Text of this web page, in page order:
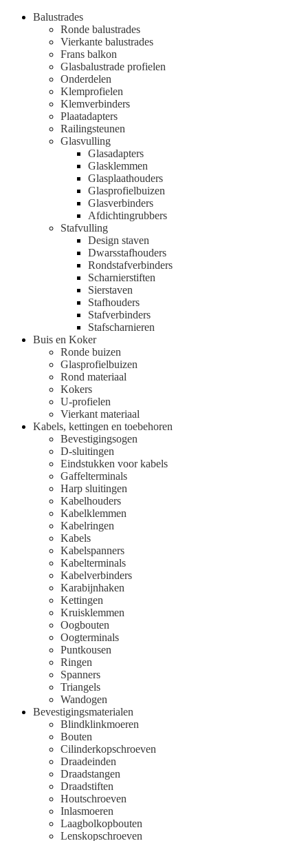
Balustrades
Ronde balustrades
Vierkante balustrades
Frans balkon
Glasbalustrade profielen
Onderdelen
Klemprofielen
Klemverbinders
Plaatadapters
Railingsteunen
Glasvulling
Glasadapters
Glasklemmen
Glasplaathouders
Glasprofielbuizen
Glasverbinders
Afdichtingrubbers
Stafvulling
Design staven
Dwarsstafhouders
Rondstafverbinders
Scharnierstiften
Sierstaven
Stafhouders
Stafverbinders
Stafscharnieren
Buis en Koker
Ronde buizen
Glasprofielbuizen
Rond materiaal
Kokers
U-profielen
Vierkant materiaal
Kabels, kettingen en toebehoren
Bevestigingsogen
D-sluitingen
Eindstukken voor kabels
Gaffelterminals
Harp sluitingen
Kabelhouders
Kabelklemmen
Kabelringen
Kabels
Kabelspanners
Kabelterminals
Kabelverbinders
Karabijnhaken
Kettingen
Kruisklemmen
Oogbouten
Oogterminals
Puntkousen
Ringen
Spanners
Triangels
Wandogen
Bevestigingsmaterialen
Blindklinkmoeren
Bouten
Cilinderkopschroeven
Draadeinden
Draadstangen
Draadstiften
Houtschroeven
Inlasmoeren
Laagbolkopbouten
Lenskopschroeven